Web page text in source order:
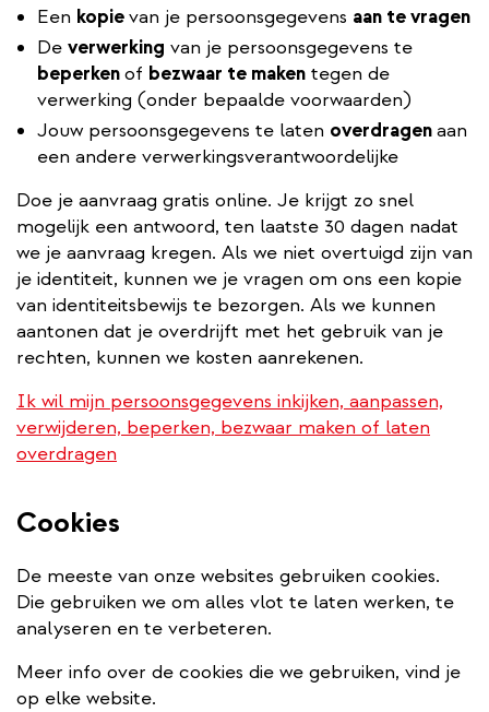
Een kopievan je persoonsgegevens aan te vragen
De verwerking van je persoonsgegevens te
beperkenof bezwaar te maken tegen de
verwerking (onder bepaalde voorwaarden)
Jouw persoonsgegevens te laten overdragenaan
een andere verwerkingsverantwoordelijke
Doe je aanvraag gratis online. Je krijgt zo snel
mogelijk een antwoord, ten laatste 30 dagen nadat
we je aanvraag kregen. Als we niet overtuigd zijn van
je identiteit, kunnen we je vragen om ons een kopie
van identiteitsbewijs te bezorgen. Als we kunnen
aantonen dat je overdrijft met het gebruik van je
rechten, kunnen we kosten aanrekenen.
Ik wil mijn persoonsgegevens inkijken, aanpassen,
verwijderen, beperken, bezwaar maken of laten
overdragen
Cookies
De meeste van onze websites gebruiken cookies.
Die gebruiken we om alles vlot te laten werken, te
analyseren en te verbeteren.
Meer info over de cookies die we gebruiken, vind je
op elke website.